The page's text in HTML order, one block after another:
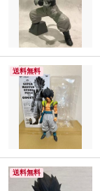
送料無料
送料無料